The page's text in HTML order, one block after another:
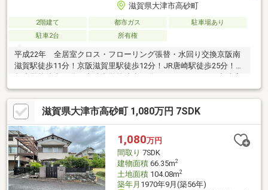
滋賀県大津市高砂町
2階建て 都市ガス
駐車場あり
駐車2台
所有権
平成22年 全居室クロス・フローリング張替・水回り交換京阪南
滋賀駅徒歩11分！京阪滋賀里駅徒歩12分！JR唐崎駅徒歩25分！志
徒歩17分！
滋賀県大津市高砂町 1,080万円 7SDK
1,080万円
間取り 7SDK
建物面積66.35m2
土地面積104.08m2
築年月 1970年9月(築56年)